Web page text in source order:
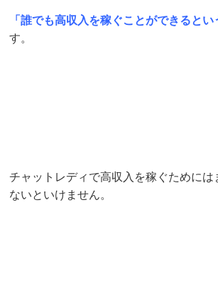
「誰でも高収入を稼ぐことができるとい
す。
チャットレディで高収入を稼ぐためには
ないといけません。